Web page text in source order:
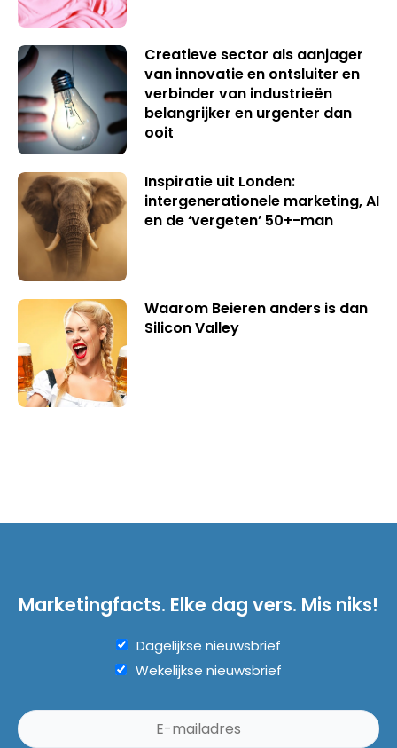
Creatieve sector als aanjager
van innovatie en ontsluiter en
verbinder van industrieën
belangrijker en urgenter dan
ooit
Inspiratie uit Londen:
intergenerationele marketing, AI
en de ‘vergeten’ 50+-man
Waarom Beieren anders is dan
Silicon Valley
Marketingfacts. Elke dag vers. Mis niks!
Dagelijkse nieuwsbrief
Wekelijkse nieuwsbrief